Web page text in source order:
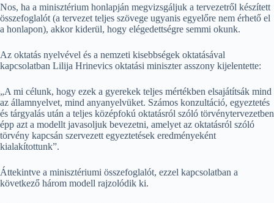
Nos, ha a minisztérium honlapján megvizsgáljuk a tervezetről készített
összefoglalót (a tervezet teljes szövege ugyanis egyelőre nem érhető el
a honlapon), akkor kiderül, hogy elégedettségre semmi okunk.
Az oktatás nyelvével és a nemzeti kisebbségek oktatásával
kapcsolatban Lilija Hrinevics oktatási miniszter asszony kijelentette:
„A mi célunk, hogy ezek a gyerekek teljes mértékben elsajátítsák mind
az államnyelvet, mind anyanyelvüket. Számos konzultáció, egyeztetés
és tárgyalás után a teljes középfokú oktatásról szóló törvénytervezetben
épp azt a modellt javasoljuk bevezetni, amelyet az oktatásról szóló
törvény kapcsán szervezett egyeztetések eredményeként
kialakítottunk”.
Áttekintve a minisztériumi összefoglalót, ezzel kapcsolatban a
következő három modell rajzolódik ki.